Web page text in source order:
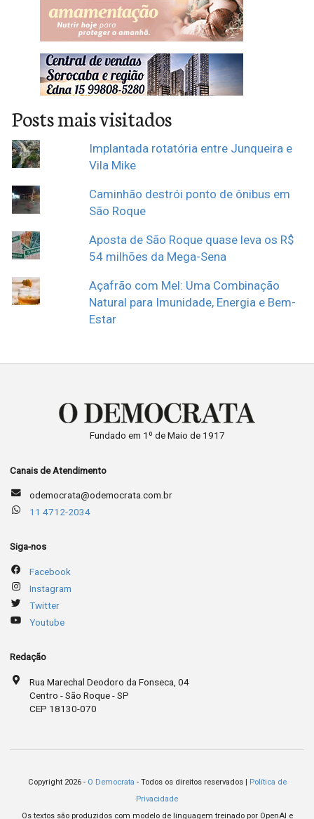
Posts mais visitados
Implantada rotatória entre Junqueira e
Vila Mike
Caminhão destrói ponto de ônibus em
São Roque
Aposta de São Roque quase leva os R$
54 milhões da Mega-Sena
Açafrão com Mel: Uma Combinação
Natural para Imunidade, Energia e Bem-
Estar
Fundado em 1º de Maio de 1917
Canais de Atendimento
odemocrata@odemocrata.com.br
11 4712-2034
Siga-nos
Facebook
Instagram
Twitter
Youtube
Redação
Rua Marechal Deodoro da Fonseca, 04
Centro - São Roque - SP
CEP 18130-070
Copyright 2026 - O Democrata - Todos os direitos reservados |
Política de
Privacidade
Os textos são produzidos com modelo de linguagem treinado por OpenAI e